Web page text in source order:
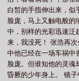
白皙的手指伸出来，似
脸庞，马上又触电般的
中，别样的光彩迅速泛
来，我没死！ 张浩再
中他已经在一场车祸中
脸庞。但谁知他的灵魂
昏厥的少年身上。 镜